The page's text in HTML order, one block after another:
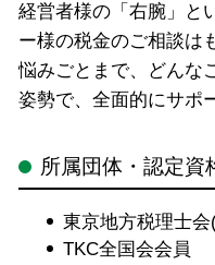
経営者様の「右腕」と
ー様の税金のご相談は
悩みごとまで、どんな
姿勢で、全面的にサポ
所属団体・認定資
東京地方税理士
TKC全国会会員